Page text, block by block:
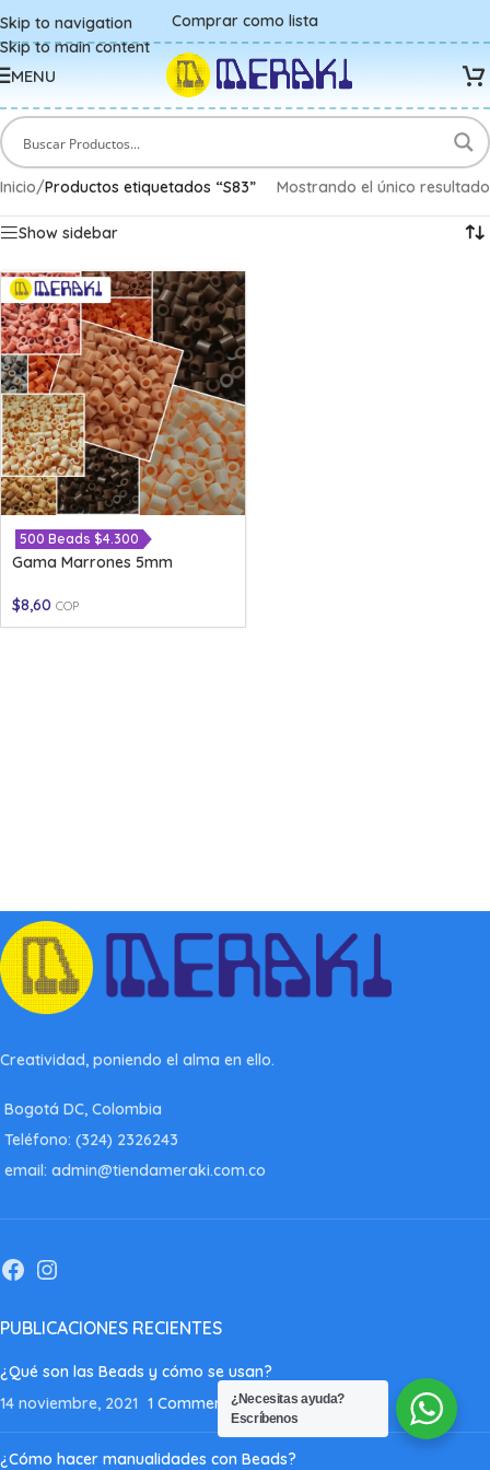
Skip to navigation
Skip to main content
Comprar como lista
MENU
Inicio/Productos etiquetados “S83” Mostrando el único resultado
Show sidebar
500 Beads $4.300
Gama Marrones 5mm
$8,60 COP
Creatividad, poniendo el alma en ello.
Bogotá DC, Colombia
Teléfono: (324) 2326243
email: admin@tiendameraki.com.co
PUBLICACIONES RECIENTES
¿Qué son las Beads y cómo se usan?
14 noviembre, 2021 1 Comment
¿Cómo hacer manualidades con Beads?
¿Necesitas ayuda?
Escríbenos